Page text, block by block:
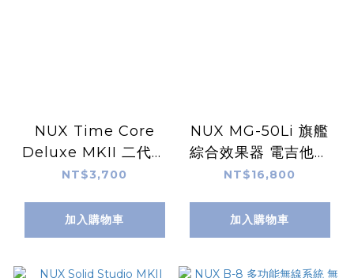
NUX Time Core
Deluxe MKII 二代延
遲效果器
NT$3,700
加入購物車
NUX MG-50Li 旗艦
綜合效果器 電吉他效
果器 電貝斯效果器
NT$16,800
加入購物車